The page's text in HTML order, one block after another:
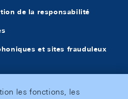
de la responsabilité
et sites frauduleux
les fonctions, les